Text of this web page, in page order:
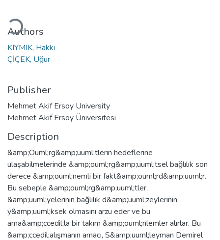
Loading...
Authors
KIYMIK, Hakkı
ÇİÇEK, Uğur
Publisher
Mehmet Akif Ersoy University
Mehmet Akif Ersoy Üniversitesi
Description
&amp;Ouml;rg&amp;uuml;tlerin hedeflerine
ulaşabilmelerinde &amp;ouml;rg&amp;uuml;tsel bağlılık son
derece &amp;ouml;nemli bir fakt&amp;ouml;rd&amp;uuml;r.
Bu sebeple &amp;ouml;rg&amp;uuml;tler,
&amp;uuml;yelerinin bağlılık d&amp;uuml;zeylerinin
y&amp;uuml;ksek olmasını arzu eder ve bu
ama&amp;ccedil;la bir takım &amp;ouml;nlemler alırlar. Bu
&amp;ccedil;alışmanın amacı, S&amp;uuml;leyman Demirel